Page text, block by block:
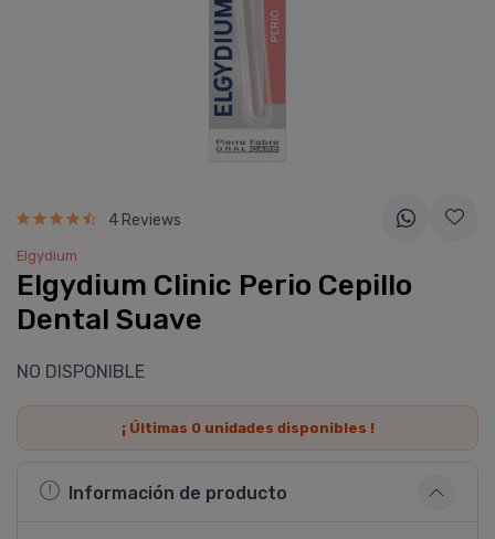
4 Reviews
Elgydium
Elgydium Clinic Perio Cepillo
Dental Suave
NO DISPONIBLE
¡ Últimas 0unidades disponibles !
Información de producto